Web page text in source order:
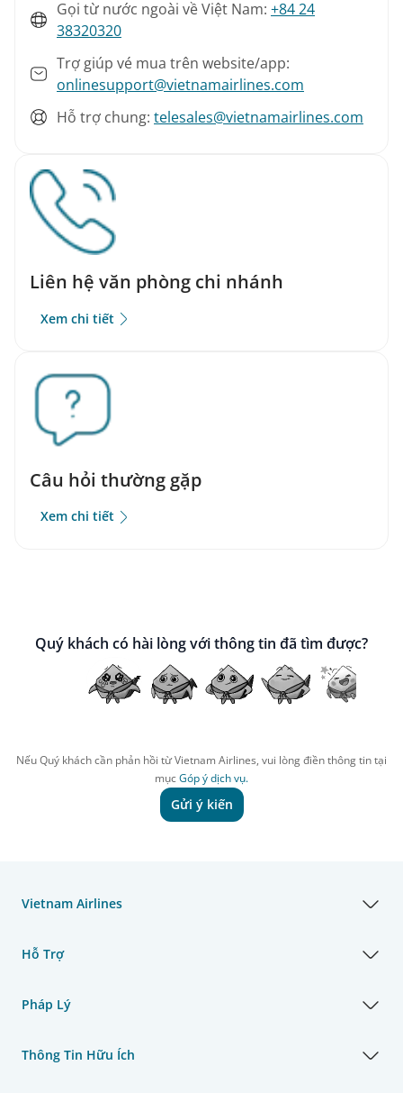
Gọi từ nước ngoài về Việt Nam: +84 24
38320320
Trợ giúp vé mua trên website/app:
onlinesupport@vietnamairlines.com
Hỗ trợ chung: telesales@vietnamairlines.com
Liên hệ văn phòng chi nhánh
Xem chi tiết
Câu hỏi thường gặp
Xem chi tiết
Quý khách có hài lòng với thông tin đã tìm được?
Nếu Quý khách cần phản hồi từ Vietnam Airlines, vui lòng điền thông tin tại
mụcGóp ý dịch vụ.
Gửi ý kiến
Vietnam Airlines
Hỗ Trợ
Pháp Lý
Thông Tin Hữu Ích